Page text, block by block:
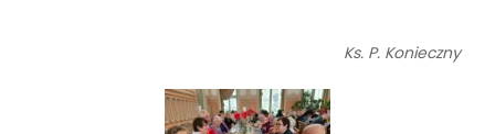
Ks. P. Konieczny